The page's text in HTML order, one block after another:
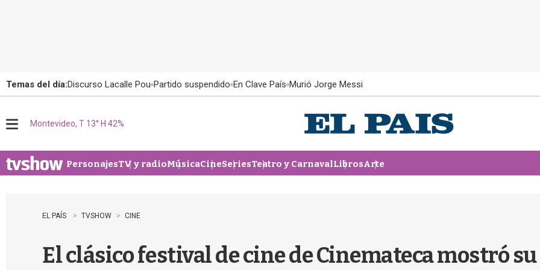
Temas del día:Discurso Lacalle Pou Partido suspendido En Clave País Murió Jorge Messi
u
Montevideo, T 13° H 42%
PersonajesTV y radioMúsicaCineSeriesTeatro y CarnavalLibrosArte
EL PAÍS TVSHOW CINE
El clásico festival de cine de Cinemateca mostró